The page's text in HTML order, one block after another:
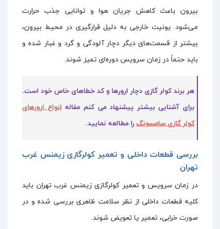
بیرون باعث کاهش جریان هوا و توانایی جذب حرارت
می‌شود. یونیت خارجی به دلیل قرارگیری در محیط بیرون،
بیشتر از قسمت‌های دیگر دچار آلودگی و گرد و غبار شده و
باید حتماً در زمان سرویس دوره‌ای تمیز شوند.
هر برند کولر گازی دچار ارورها و کد خطاهای خاص خود است.
برای آشنایی بیشتر پیشنهاد می کنم مقاله انواع ارورهای
کولر گازی سامسونگ را مطالعه نمایید.
بررسی قطعات داخلی و تعمیر کولرگازی زیمنس غرب
تهران
در زمان سرویس و تعمیر کولرگازی زیمنس غرب تهران باید
کلیه قطعات داخلی از نظر سلامت ظاهری بررسی شده و در
صورت خرابی، تعمیر یا تعویض شوند.